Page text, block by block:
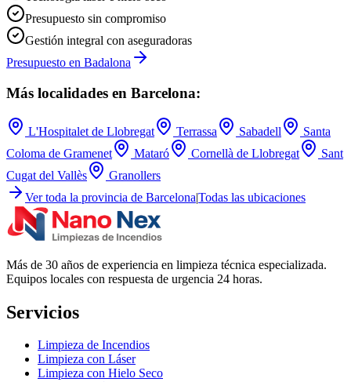
Presupuesto sin compromiso
Gestión integral con aseguradoras
Presupuesto en Badalona
Más localidades en Barcelona:
L'Hospitalet de Llobregat Terrassa Sabadell
Santa
Coloma de Gramenet
Mataró Cornellà de Llobregat
Sant
Cugat del Vallès
Granollers
Ver toda la provincia de Barcelona|Todas las ubicaciones
Más de 30 años de experiencia en limpieza técnica especializada.
Equipos locales con respuesta de urgencia 24 horas.
Servicios
Limpieza de Incendios
Limpieza con Láser
Limpieza con Hielo Seco